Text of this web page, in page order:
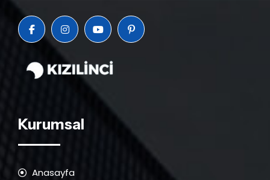
Kurumsal
Anasayfa